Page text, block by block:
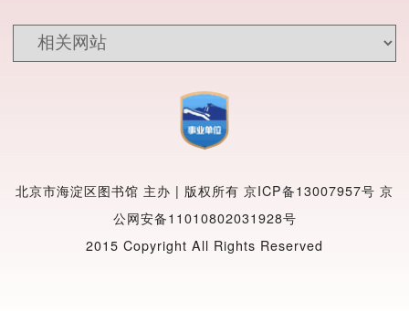
北京市海淀区图书馆 主办 | 版权所有 京ICP备13007957号 京
公网安备11010802031928号
2015 Copyright All Rights Reserved